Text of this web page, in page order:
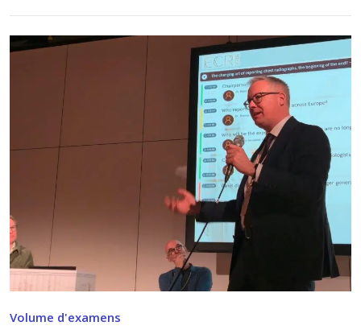
Volume d'examens